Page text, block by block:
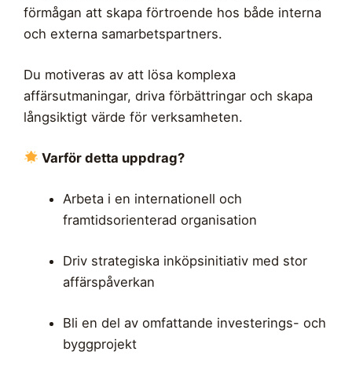
förmågan att skapa förtroende hos både interna
och externa samarbetspartners.
Du motiveras av att lösa komplexa
affärsutmaningar, driva förbättringar och skapa
långsiktigt värde för verksamheten.
Varför detta uppdrag?
Arbeta i en internationell och
framtidsorienterad organisation
Driv strategiska inköpsinitiativ med stor
affärspåverkan
Bli en del av omfattande investerings- och
byggprojekt